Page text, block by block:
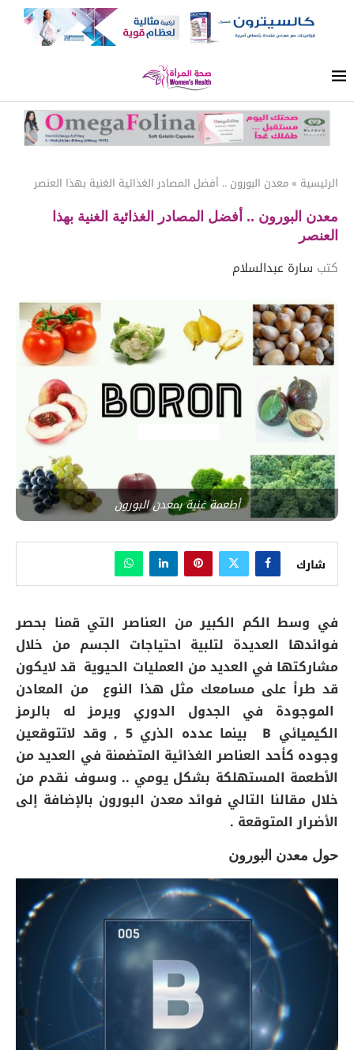
الرئيسية »معدن البورون .. أفضل المصادر الغذائية الغنية بهذا العنصر
معدن البورون .. أفضل المصادر الغذائية الغنية بهذا
العنصر
كتب سارة عبدالسلام
أطعمة غنية بمعدن البورون
شارك
في وسط الكم الكبير من العناصر التي قمنا بحصر
فوائدها العديدة لتلبية احتياجات الجسم من خلال
مشاركتها في العديد من العمليات الحيوية قد لايكون
قد طرأ على مسامعك مثل هذا النوع من المعادن
الموجودة في الجدول الدوري ويرمز له بالرمز
الكيميائي B بينما عدده الذري 5 , وقد لاتتوقعين
وجوده كأحد العناصر الغذائية المتضمنة في العديد من
الأطعمة المستهلكة بشكل يومي .. وسوف نقدم من
خلال مقالنا التالي فوائد معدن البورون بالإضافة إلى
الأضرار المتوقعة .
حول معدن البورون